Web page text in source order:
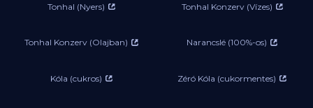
Tonhal (Nyers) Tonhal Konzerv (Vízes)
Tonhal Konzerv (Olajban) Narancslé (100%-os)
Kóla (cukros) Zéró Kóla (cukormentes)